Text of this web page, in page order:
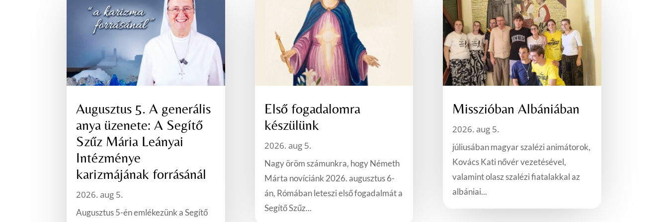
Augusztus 5. A generális
anya üzenete: A Segítő
Szűz Mária Leányai
Intézménye
karizmájának forrásánál
2026. aug 5.
Augusztus 5-én emlékezünk a Segítő
Első fogadalomra
készülünk
2026. aug 5.
Nagy öröm számunkra, hogy Németh
Márta novíciánk 2026. augusztus 6-
án, Rómában leteszi első fogadalmát a
Segítő Szűz...
Misszióban Albániában
2026. aug 5.
júliusában magyar szalézi animátorok,
Kovács Kati nővér vezetésével,
valamint olasz szalézi fiatalakkal az
albániai...